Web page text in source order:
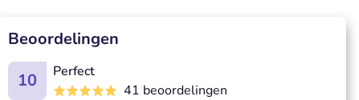
Beoordelingen
10
Perfect
41 beoordelingen